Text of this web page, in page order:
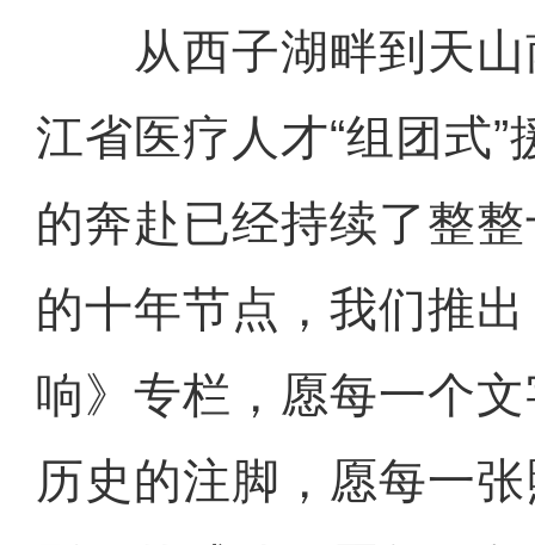
从西子湖畔到天山
江省医疗人才“组团式
的奔赴已经持续了整
的十年节点，我们推
响》专栏，愿每一个
历史的注脚，愿每一